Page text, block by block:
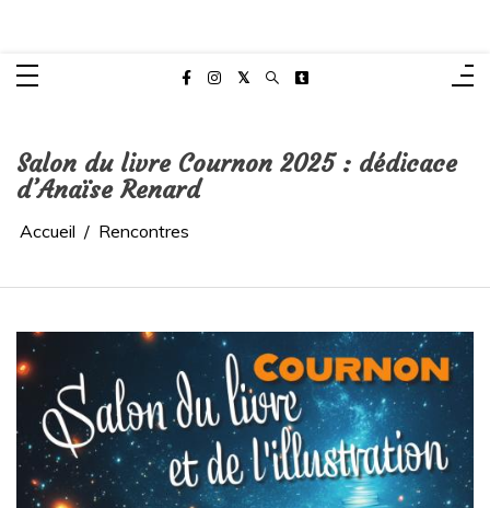
Salon du livre Cournon 2025 : dédicace
d’Anaïse Renard
Accueil Rencontres